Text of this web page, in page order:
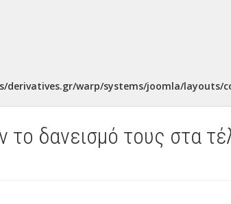
warp/systems/joomla/layouts/
το δανεισμό τους στα